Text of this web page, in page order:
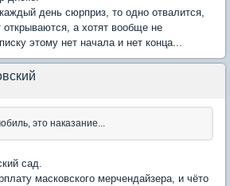
день сюрприз, то одно отвалится,
открываются, а хотят вообще не
этому нет начала и нет конца...
это наказание...
сад.
масковского мерчендайзера, и чёто